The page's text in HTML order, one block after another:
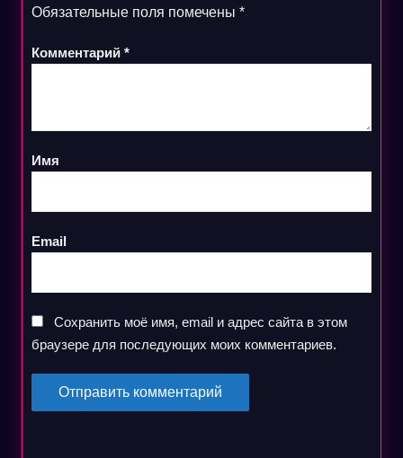
Обязательные поля помечены *
Комментарий *
Имя
Email
Сохранить моё имя, email и адрес сайта в этом
браузере для последующих моих комментариев.